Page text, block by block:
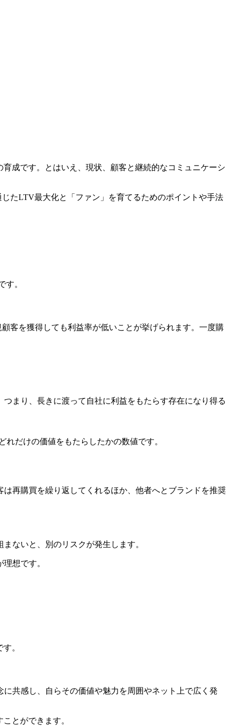
成です。とはいえ、現状、顧客と継続的なコミュニケーシ
たLTV最大化と「ファン」を育てるためのポイントや手法
す。
客を獲得しても利益率が低いことが挙げられます。一度購
まり、長きに渡って自社に利益をもたらす存在になり得る
だけの価値をもたらしたかの数値です。
再購買を繰り返してくれるほか、他者へとブランドを推奨
ないと、別のリスクが発生します。
想です。
。
共感し、自らその価値や魅力を周囲やネット上で広く発
とができます。